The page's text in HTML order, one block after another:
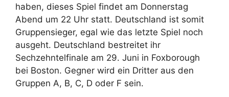
haben, dieses Spiel findet am Donnerstag
Abend um 22 Uhr statt. Deutschland ist somit
Gruppensieger, egal wie das letzte Spiel noch
ausgeht. Deutschland bestreitet ihr
Sechzehntelfinale am 29. Juni in Foxborough
bei Boston. Gegner wird ein Dritter aus den
Gruppen A, B, C, D oder F sein.